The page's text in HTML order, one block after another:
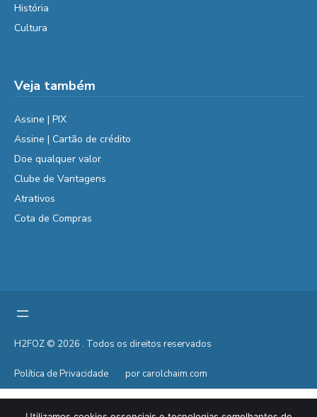
História
Cultura
Veja também
Assine | PIX
Assine | Cartão de crédito
Doe qualquer valor
Clube de Vantagens
Atrativos
Cota de Compras
H2FOZ © 2026 . Todos os direitos reservados
Política de Privacidade por carolchaim.com